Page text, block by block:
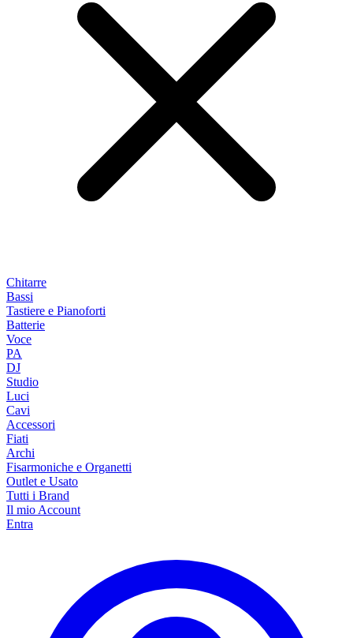
Chitarre
Bassi
Tastiere e Pianoforti
Batterie
Voce
PA
DJ
Studio
Luci
Cavi
Accessori
Fiati
Archi
Fisarmoniche e Organetti
Outlet e Usato
Tutti i Brand
Il mio Account
Entra